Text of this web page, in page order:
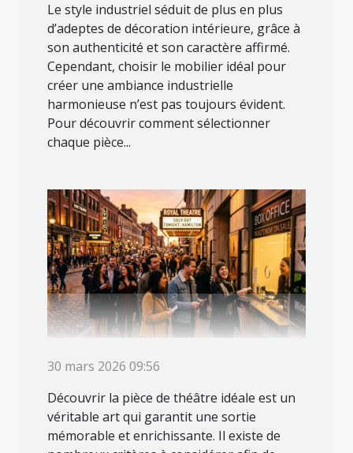
Le style industriel séduit de plus en plus
d’adeptes de décoration intérieure, grâce à
son authenticité et son caractère affirmé.
Cependant, choisir le mobilier idéal pour
créer une ambiance industrielle
harmonieuse n’est pas toujours évident.
Pour découvrir comment sélectionner
chaque pièce...
30 mars 2026 09:56
Découvrir la pièce de théâtre idéale est un
véritable art qui garantit une sortie
mémorable et enrichissante. Il existe de